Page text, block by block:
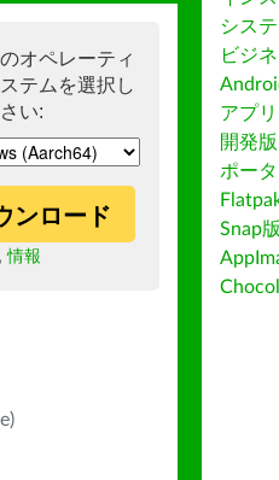
オペレーティ
テムを選択し
い:
ンロード
,情報
シス
ビジ
アプ
開発版
ポー
Snap版